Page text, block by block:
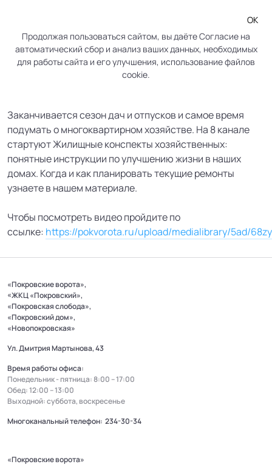
Как провести в доме текущий
Заканчивается сезон дач и отпусков и самое время
подумать о многоквартирном хозяйстве. На 8 канале
стартуют Жилищные конспекты хозяйственных:
понятные инструкции по улучшению жизни в наших
домах. Когда и как планировать текущие ремонты
узнаете в нашем материале.
Чтобы посмотреть видео пройдите по
ссылке: https://pokvorota.ru/upload/medialibrary/5ad/
«Покровские ворота»,
«ЖКЦ «Покровский»,
«Покровская слобода»,
«Покровский дом»,
«Новопокровская»
Ул. Дмитрия Мартынова, 43
Время работы офиса:
Понедельник - пятница: 8:00 – 17:00
Обед: 12:00 – 13:00
Выходной: суббота, воскресенье
Многоканальный телефон: 234-30-34
«Покровские ворота»
ОК
Продолжая пользоваться сайтом, вы даётеСогласие на
автоматический сбор и анализ ваших данных, необходимых
для работы сайта и его улучшения, использование файлов
cookie.